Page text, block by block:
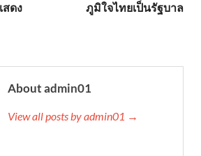
สดง
ภูมิใจไทยเป็นรัฐบาล
About admin01
View all posts by admin01 →